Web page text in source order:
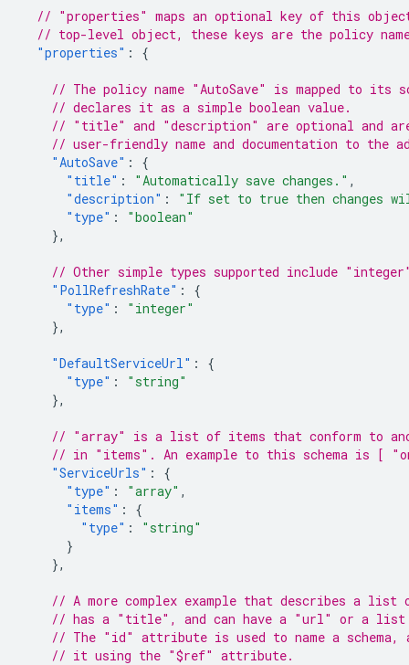
// "properties" maps an optional key of this
// top-level object, these keys are the policy
"properties" : {
// The policy name "AutoSave" is mapped to its
// declares it as a simple boolean value.
// "title" and "description" are optional and are
// user-friendly name and documentation to the
"AutoSave" :
{
"title" : "Automatically save changes." ,
"description" :
"If set to true then changes
"type" :
"boolean"
},
// Other simple types supported include
"PollRefreshRate" :
{
"type" :
"integer"
},
"DefaultServiceUrl" :
{
"type" :
"string"
},
// "array" is a list of items that conform to
// in "items". An example to this schema is [
"ServiceUrls" :
{
"type" : "array" ,
"items" :
{
"type" :
"string"
}
},
// A more complex example that describes a list
// has a "title", and can have a "url" or a list
// The "id" attribute is used to name a schema,
// it using the "$ref" attribute.